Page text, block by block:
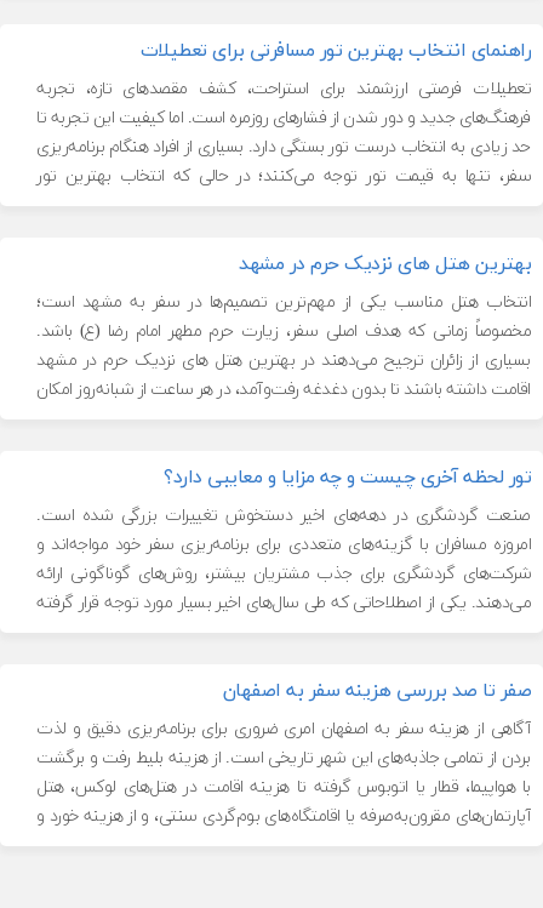
راهنمای انتخاب بهترین تور مسافرتی برای تعطیلات
تعطیلات فرصتی ارزشمند برای استراحت، کشف مقصدهای تازه، تجربه
فرهنگ‌های جدید و دور شدن از فشارهای روزمره است. اما کیفیت این تجربه تا
حد زیادی به انتخاب درست تور بستگی دارد. بسیاری از افراد هنگام برنامه‌ریزی
سفر، تنها به قیمت تور توجه می‌کنند؛ در حالی که انتخاب بهترین تور
بهترین هتل های نزدیک حرم در مشهد
انتخاب هتل مناسب یکی از مهم‌ترین تصمیم‌ها در سفر به مشهد است؛
مخصوصاً زمانی که هدف اصلی سفر، زیارت حرم مطهر امام رضا (ع) باشد.
بسیاری از زائران ترجیح می‌دهند در بهترین هتل های نزدیک حرم در مشهد
اقامت داشته باشند تا بدون دغدغه رفت‌وآمد، در هر ساعت از شبانه‌روز امکان
تور لحظه آخری چیست و چه مزایا و معایبی دارد؟
صنعت گردشگری در دهه‌های اخیر دستخوش تغییرات بزرگی شده است.
امروزه مسافران با گزینه‌های متعددی برای برنامه‌ریزی سفر خود مواجه‌اند و
شرکت‌های گردشگری برای جذب مشتریان بیشتر، روش‌های گوناگونی ارائه
می‌دهند. یکی از اصطلاحاتی که طی سال‌های اخیر بسیار مورد توجه قرار گرفته
صفر تا صد بررسی هزینه سفر به اصفهان
آگاهی از هزینه سفر به اصفهان امری ضروری برای برنامه‌ریزی دقیق و لذت
بردن از تمامی جاذبه‌های این شهر تاریخی است. از هزینه بلیط رفت و برگشت
با هواپیما، قطار یا اتوبوس گرفته تا هزینه اقامت در هتل‌های لوکس، هتل
آپارتمان‌های مقرون‌به‌صرفه یا اقامتگاه‌های بوم‌گردی سنتی، و از هزینه خورد و